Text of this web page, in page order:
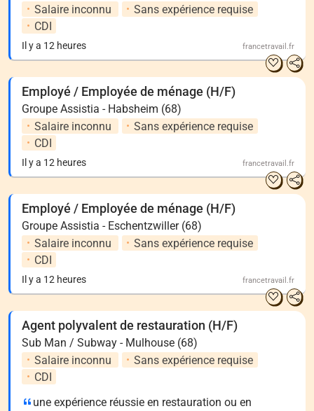
Salaire inconnu
Sans expérience requise
CDI
Il y a 12 heures francetravail.fr
Employé / Employée de ménage (H/F)
Groupe Assistia - Habsheim (68)
Salaire inconnu
Sans expérience requise
CDI
Il y a 12 heures francetravail.fr
Employé / Employée de ménage (H/F)
Groupe Assistia - Eschentzwiller (68)
Salaire inconnu
Sans expérience requise
CDI
Il y a 12 heures francetravail.fr
Agent polyvalent de restauration (H/F)
Sub Man / Subway - Mulhouse (68)
Salaire inconnu
Sans expérience requise
CDI
une expérience réussie en restauration ou en